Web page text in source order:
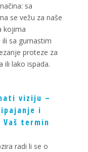
sa
se vežu za naše
kojima
sa gumastim
proteze za
ili lako ispada.
viziju –
i
termin
radi li se o